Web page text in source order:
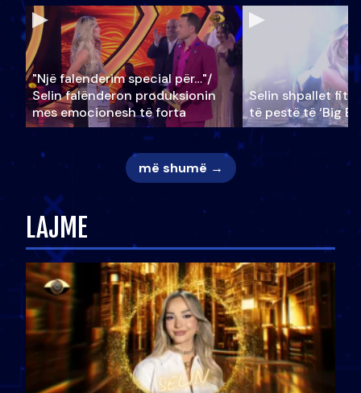
"Një falenderim special për…"/
Selin falënderon produksionin
mes emocionesh të forta
Selin shpallet
të pestë të ‘Big
më shumë →
LAJME